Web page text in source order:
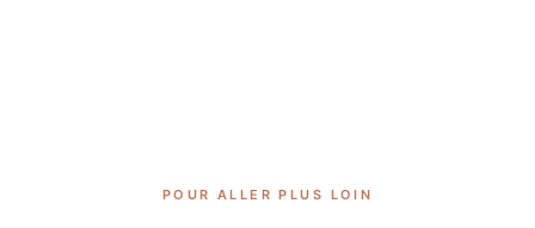
POUR ALLER PLUS LOIN